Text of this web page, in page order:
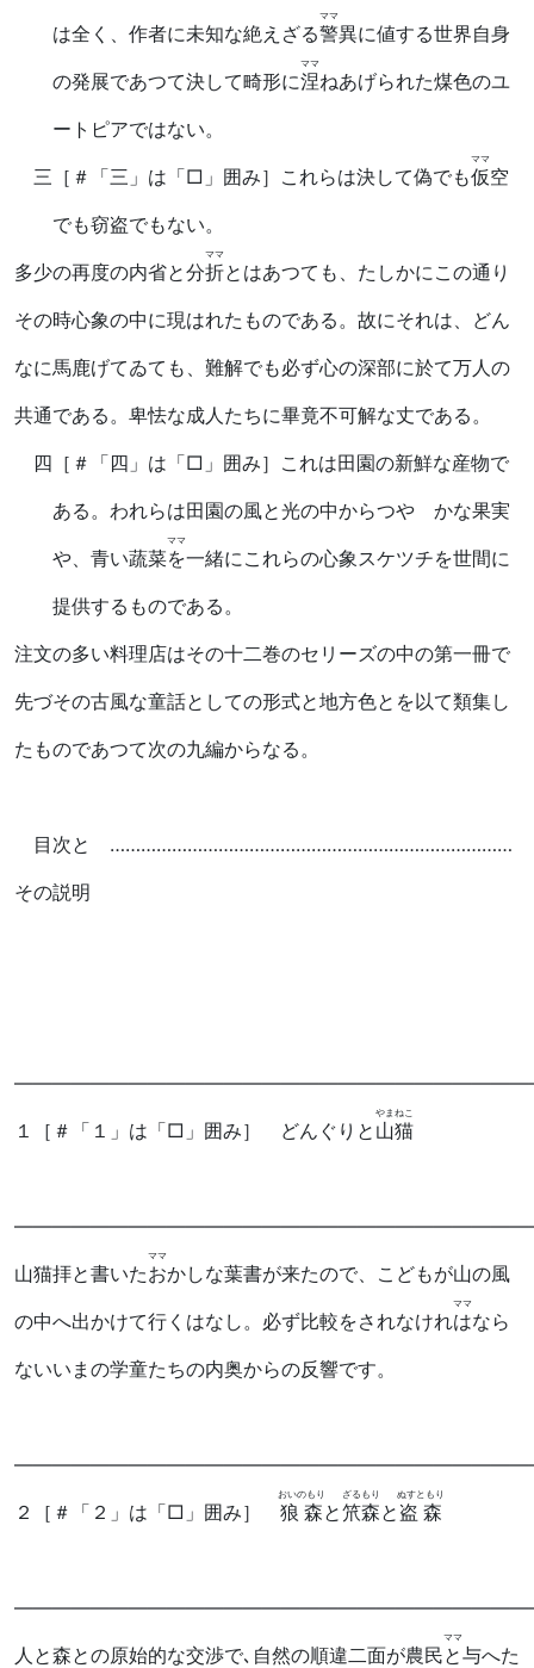
は全く、作者に未知な絶えざる警
ママ
異に値する世界自身
の発展であつて決して畸形に涅
ママ
ねあげられた煤色のユ
ートピアではない。
三 ［＃「三」は「□」囲み］ これらは決して偽でも仮
ママ
空
でも窃盗でもない。
多少の再度の内省と分折
ママ
とはあつても、たしかにこの通り
その時心象の中に現はれたものである。故にそれは、どん
なに馬鹿げてゐても、難解でも必ず心の深部に於て万人の
共通である。卑怯な成人たちに畢竟不可解な丈である。
四 ［＃「四」は「□」囲み］ これは田園の新鮮な産物で
ある。われらは田園の風と光の中からつやゝかな果実
や、青い蔬菜を
ママ
一緒にこれらの心象スケツチを世間に
提供するものである。
注文の多い料理店はその十二巻のセリーズの中の第一冊で
先づその古風な童話としての形式と地方色とを以て類集し
たものであつて次の九編からなる。
目次と ……………………………………………………………………
その説明
１
［＃「１」は「□」囲み］ どんぐりと 山猫
やまねこ
山猫拝と書いたお
ママ
かしな葉書が来たので、こどもが山の風
の中へ出かけて行くはなし。必ず比較をされなけれは
ママ
なら
ないいまの学童たちの内奥からの反響です。
２
［＃「２」は「□」囲み］ 狼森
おいのもり
と笊森
ざるもり
と 盗森
ぬすともり
人と森との原始的な交渉で､自然の順違二面が農民と
ママ
与へた